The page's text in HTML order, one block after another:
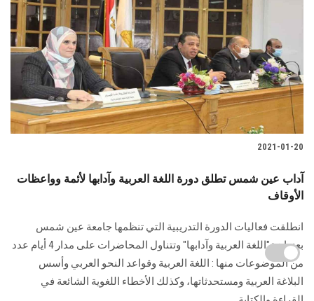
2021-01-20
آداب عين شمس تطلق دورة اللغة العربية وآدابها لأئمة وواعظات
الأوقاف
انطلقت فعاليات الدورة التدريبية التي تنظمها جامعة عين شمس
بعنوان : "اللغة العربية وآدابها" وتتناول المحاضرات على مدار 4 أيام عدد
من الموضوعات منها : اللغة العربية وقواعد النحو العربي وأسس
البلاغة العربية ومستحدثاتها، وكذلك الأخطاء اللغوية الشائعة في